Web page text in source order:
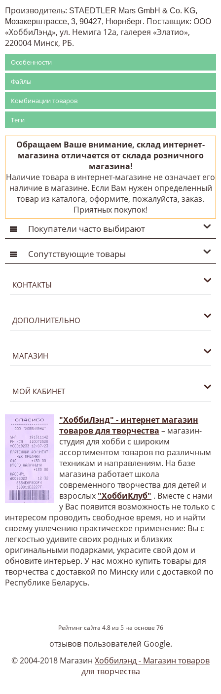
Производитель: STAEDTLER Mars GmbH & Co. KG,
Мозакерштрассе, 3, 90427, Нюрнберг. Поставщик: ООО
«ХоббиЛэнд», ул. Немига 12а, галерея «Элатио»,
220004 Минск, РБ.
Особенности
Файлы
Комбинации товаров
Теги
Обращаем Ваше внимание, склад интернет-
магазина отличается от склада розничного
магазина!
Наличие товара в интернет-магазине не означает его
наличие в магазине. Если Вам нужен определенный
товар из каталога, оформите, пожалуйста, заказ.
Приятных покупок!
Покупатели часто выбирают
Сопутствующие товары
КОНТАКТЫ
ДОПОЛНИТЕЛЬНО
МАГАЗИН
МОЙ КАБИНЕТ
"ХоббиЛэнд" - интернет магазин
товаров для творчества – магазин-
студия для хобби с широким
ассортиментом товаров по различным
техникам и направлениям. На базе
магазина работает школа
современного творчества для детей и
взрослых "ХоббиКлуб" . Вместе с нами
у Вас появится возможность не только с
интересом проводить свободное время, но и найти
своему увлечению практическое применение: Вы с
легкостью удивите своих родных и близких
оригинальными подарками, украсите свой дом и
обновите интерьер. У нас можно купить товары для
творчества с доставкой по Минску или с доставкой по
Республике Беларусь.
Рейтинг сайта 4.8из5на основе 76
отзывов пользователей Google.
© 2004-2018 Магазин Хоббилэнд - Магазин товаров
для творчества